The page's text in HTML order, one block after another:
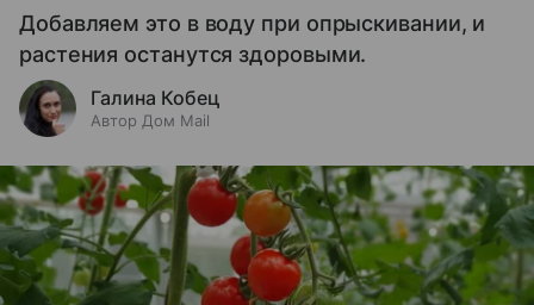
Добавляем это в воду при опрыскивании, и
растения останутся здоровыми.
Галина Кобец
Автор Дом Mail